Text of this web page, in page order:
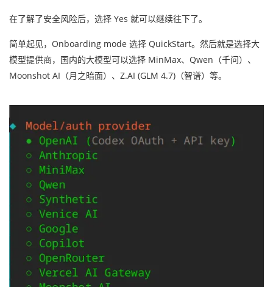
在了解了安全风险后，选择 Yes 就可以继续往下了。
简单起见，Onboarding mode 选择 QuickStart。然后就是选择大
模型提供商，国内的大模型可以选择 MinMax、Qwen（千问）、
Moonshot AI（月之暗面）、Z.AI (GLM 4.7)（智谱）等。